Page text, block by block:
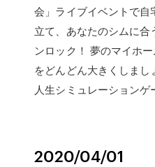
会」ライブイベントで自
立て、あなたのシムに
ンロック！ 夢のマイホ
をどんどん大きくしま
人生シミュレーションゲ
2020/04/01